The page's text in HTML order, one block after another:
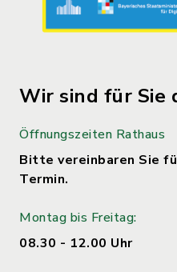
Wir sind für Sie
Öffnungszeiten Rathaus
Bitte vereinbaren Sie
Termin.
Montag bis Freitag:
08.30 - 12.00 Uhr